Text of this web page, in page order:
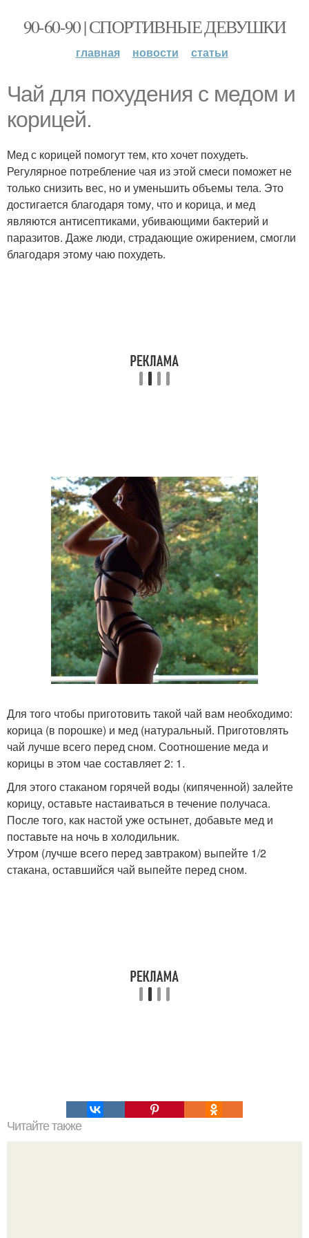
90-60-90 | СПОРТИВНЫЕ ДЕВУШКИ
главная новости статьи
Чай для похудения с медом и
корицей.
Мед с корицей помогут тем, кто хочет похудеть.
Регулярное потребление чая из этой смеси поможет не
только снизить вес, но и уменьшить объемы тела. Это
достигается благодаря тому, что и корица, и мед
являются антисептиками, убивающими бактерий и
паразитов. Даже люди, страдающие ожирением, смогли
благодаря этому чаю похудеть.
Для того чтобы приготовить такой чай вам необходимо:
корица (в порошке) и мед (натуральный. Приготовлять
чай лучше всего перед сном. Соотношение меда и
корицы в этом чае составляет 2: 1.
Для этого стаканом горячей воды (кипяченной) залейте
корицу, оставьте настаиваться в течение получаса.
После того, как настой уже остынет, добавьте мед и
поставьте на ночь в холодильник.
Утром (лучше всего перед завтраком) выпейте 1/2
стакана, оставшийся чай выпейте перед сном.
Читайте также